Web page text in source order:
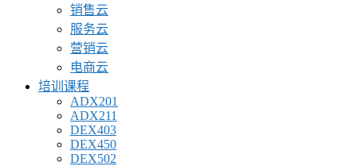
销售云
服务云
营销云
电商云
培训课程
ADX201
ADX211
DEX403
DEX450
DEX502